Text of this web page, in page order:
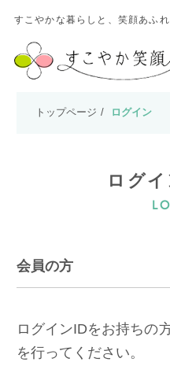
すこやかな暮らしと、笑顔あふ
トップページ ログイン
ログ
会員の方
ログインIDをお持ちの
を行ってください。